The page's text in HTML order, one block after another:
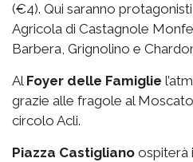
(€4). Qui saranno
Agricola di Castagnole
Barbera, Grignolino e
Al Foyer delle Famiglie
grazie alle fragole al
circolo Acli.
Piazza Castigliano ospiterà